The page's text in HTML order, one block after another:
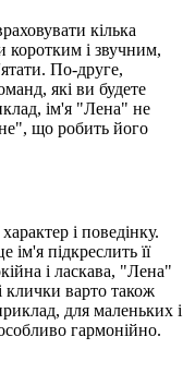
кілька
коротким і звучним,
По-друге,
які ви будете
ім'я "Лена" не
що робить його
і поведінку.
підкреслить її
і ласкава, "Лена"
клички варто також
для маленьких і
гармонійно.